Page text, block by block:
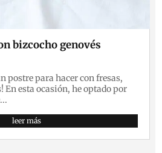
bizcocho genovés
postre para hacer con fresas,
En esta ocasión, he optado por
leer más